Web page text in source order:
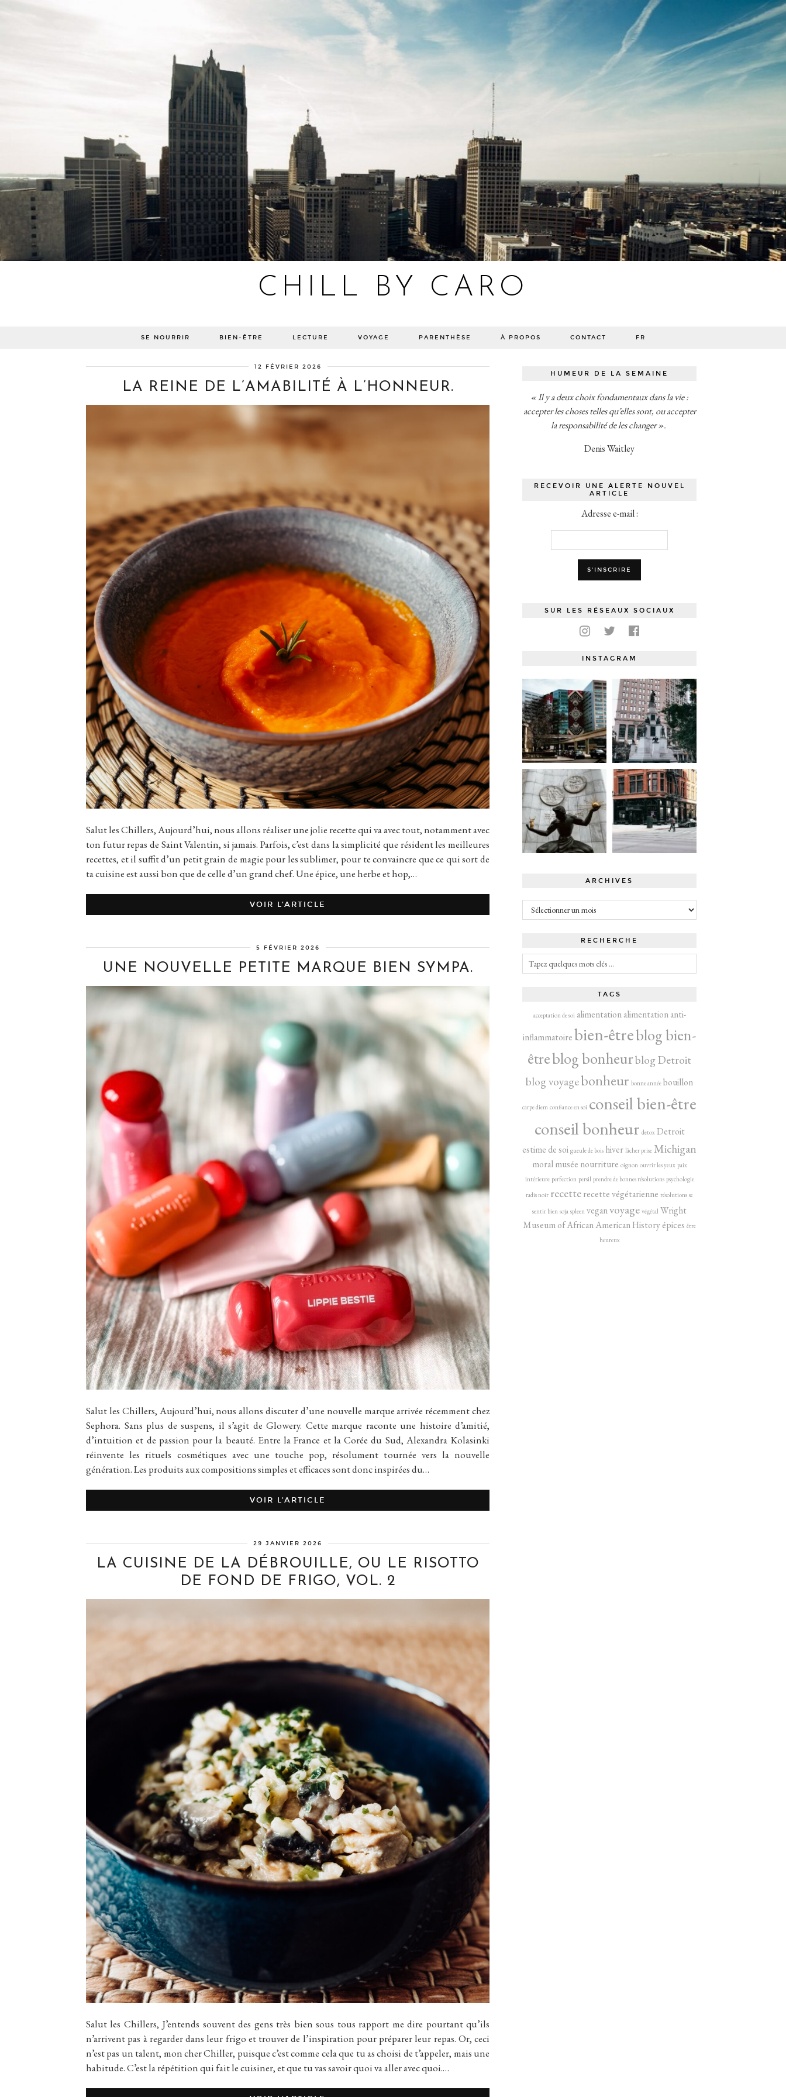
CHILL BY CARO
SE NOURRIR BIEN-ÊTRE LECTURE VOYAGE PARENTHÈSE À PROPOS CONTACT FR
12 FÉVRIER 2026
LA REINE DE L’AMABILITÉ À L’HONNEUR.
Salut les Chillers, Aujourd’hui, nous allons réaliser une jolie recette qui va avec tout, notamment avec
ton futur repas de Saint Valentin, si jamais. Parfois, c’est dans la simplicité que résident les meilleures
recettes, et il suffit d’un petit grain de magie pour les sublimer, pour te convaincre que ce qui sort de
ta cuisine est aussi bon que de celle d’un grand chef. Une épice, une herbe et hop,…
VOIR L’ARTICLE
5 FÉVRIER 2026
UNE NOUVELLE PETITE MARQUE BIEN SYMPA.
Salut les Chillers, Aujourd’hui, nous allons discuter d’une nouvelle marque arrivée récemment chez
Sephora. Sans plus de suspens, il s’agit de Glowery. Cette marque raconte une histoire d’amitié,
d’intuition et de passion pour la beauté. Entre la France et la Corée du Sud, Alexandra Kolasinki
réinvente les rituels cosmétiques avec une touche pop, résolument tournée vers la nouvelle
génération. Les produits aux compositions simples et efficaces sont donc inspirées du…
VOIR L’ARTICLE
29 JANVIER 2026
LA CUISINE DE LA DÉBROUILLE, OU LE RISOTTO
DE FOND DE FRIGO, VOL. 2
Salut les Chillers, J’entends souvent des gens très bien sous tous rapport me dire pourtant qu’ils
n’arrivent pas à regarder dans leur frigo et trouver de l’inspiration pour préparer leur repas. Or, ceci
n’est pas un talent, mon cher Chiller, puisque c’est comme cela que tu as choisi de t’appeler, mais une
habitude. C’est la répétition qui fait le cuisiner, et que tu vas savoir quoi va aller avec quoi.…
HUMEUR DE LA SEMAINE
« Il y a deux choix fondamentaux dans la vie :
accepter les choses telles qu’elles sont, ou accepter
la responsabilité de les changer ».
Denis Waitley
RECEVOIR UNE ALERTE NOUVEL
ARTICLE
Adresse e-mail :
SUR LES RÉSEAUX SOCIAUX
INSTAGRAM
ARCHIVES
Archives
RECHERCHE
TAGS
acceptation de soi alimentation alimentation anti-
inflammatoirebien-êtreblog bien-
êtreblog bonheurblog Detroit
blog voyagebonheur bonne année bouillon
carpe diem confiance en soi conseil bien-être
conseil bonheur detox Detroit
estime de soi gueule de bois hiver lâcher prise Michigan
moral musée nourriture oignon ouvrir les yeux paix
intérieure perfection persil prendre de bonnes résolutions psychologie
radis noir recetterecette végétarienne résolutions se
sentir bien soja spleen veganvoyage végétal Wright
Museum of African American Historyépices être
heureux